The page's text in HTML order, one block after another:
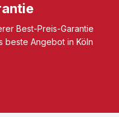
Best-Preis-Garantie
beste Angebot in Köln